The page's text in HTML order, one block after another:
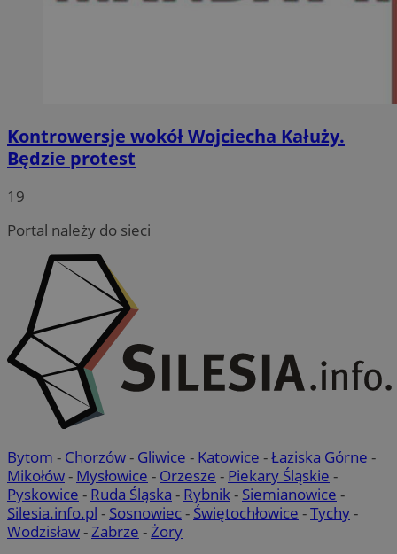
Kontrowersje wokół Wojciecha Kałuży.
Będzie protest
19
Portal należy do sieci
Bytom - Chorzów- Gliwice - Katowice -Łaziska Górne -
Mikołów- Mysłowice - Orzesze - Piekary Śląskie -
Pyskowice - Ruda Śląska - Rybnik- Siemianowice -
Silesia.info.pl - Sosnowiec- Świętochłowice -Tychy-
Wodzisław-Zabrze -Żory